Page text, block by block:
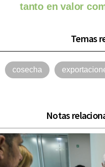
tanto en valor
Temas
cosecha
Notas